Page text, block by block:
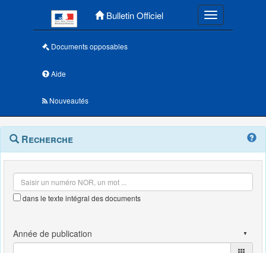
Bulletin Officiel Toggle
Documents opposables
Aide
Nouveautés
Navigation
outils
Menu
contextuel
Recherche
dans le texte intégral des documents